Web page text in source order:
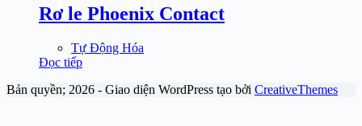
Rơ le Phoenix Contact
Tự Động Hóa
Đọc tiếp
Bản quyền; 2026 - Giao diện WordPress tạo bởi CreativeThemes